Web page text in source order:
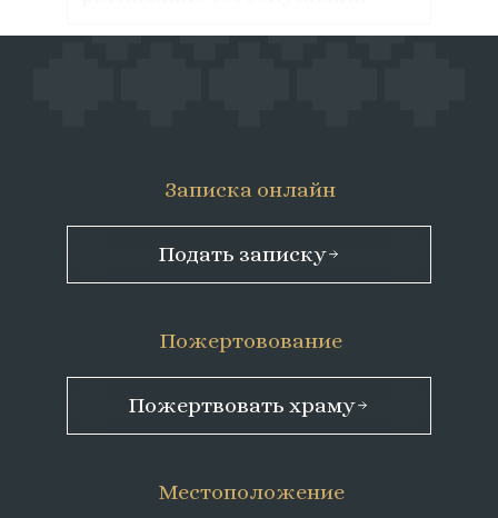
Пожертвовать храму
Подать записку
Местоположение
Пожертовование
Записка онлайн